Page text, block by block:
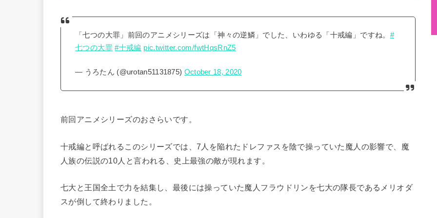
「七つの大罪」前回のアニメシリーズは「神々の逆鱗」でした、いわゆる「十戒編」ですね。 #
七つの大罪 #十戒編 pic.twitter.com/fwtHqsRnZ5
— うろたん (@urotan51131875) October 18, 2020
前回アニメシリーズのおさらいです。
十戒編と呼ばれるこのシリーズでは、7人を陥れたドレファスを陰で操っていた魔人の影響で、魔
人族の伝説の10人と言われる、史上最強の敵が現れます。
七大と王国全土で力を結集し、最後には操っていた魔人フラウドリンを七大の隊長であるメリオダ
スが倒して終わりました。